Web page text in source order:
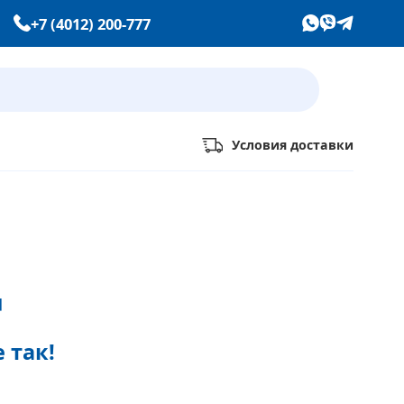
+7 (4012) 200-777
Условия доставки
так!